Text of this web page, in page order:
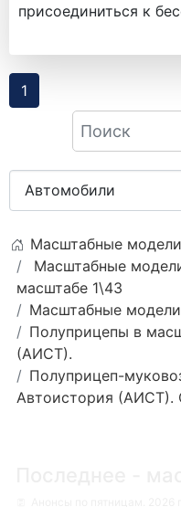
присоединиться к
1
Масштабные модели
Масштабные
масштабе 1\43
Масштабные
Полуприцепы в
(АИСТ).
Полуприцеп-
Автоистория (АИСТ).